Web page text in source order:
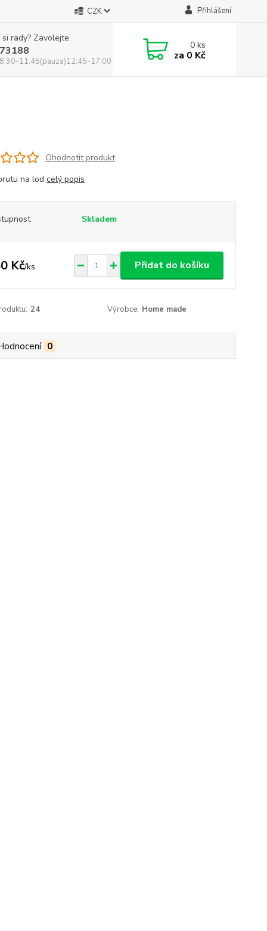
CZK Přihlášení
rady? Zavolejte.
11:45(pauza)12:45-17:00
0ks
za 0 Kč
Ohodnotit produkt
na lod celý popis
Skladem
Kč/ks Přidat do košíku
24 Výrobce: Home made
0